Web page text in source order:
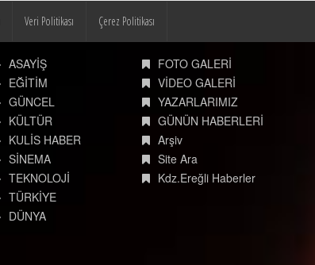
Veri Politikası Çerez Politikası
ASAYİŞ
EĞİTİM
GÜNCEL
KÜLTÜR
KULİS HABER
SİNEMA
TEKNOLOJİ
TÜRKİYE
DÜNYA
FOTO GALERİ
VİDEO GALERİ
YAZARLARIMIZ
GÜNÜN HABERLERİ
Arşiv
Site Ara
Kdz.Ereğli Haberler